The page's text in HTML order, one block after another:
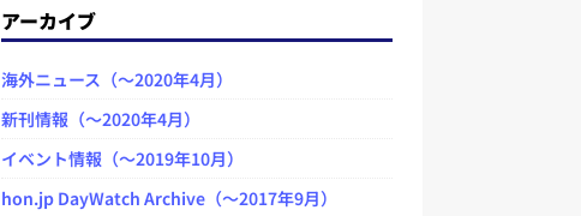
アーカイブ
海外ニュース（～2020年4月）
新刊情報（～2020年4月）
イベント情報（～2019年10月）
hon.jp DayWatch Archive（～2017年9月）